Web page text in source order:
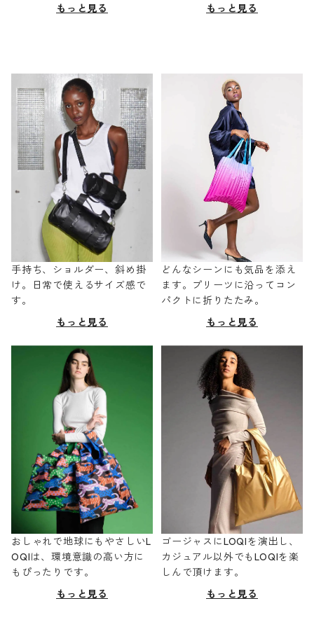
もっと見る もっと見る
手持ち、ショルダー、斜め掛
け。日常で使えるサイズ感で
す。
もっと見る
どんなシーンにも気品を添え
ます。プリーツに沿ってコン
パクトに折りたたみ。
もっと見る
おしゃれで地球にもやさしいL
OQIは、環境意識の高い方に
もぴったりです。
もっと見る
ゴージャスにLOQIを演出し、
カジュアル以外でもLOQIを楽
しんで頂けます。
もっと見る